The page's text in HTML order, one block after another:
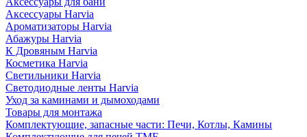
Аксессуары Harvia
Ароматизаторы Harvia
Абажуры Harvia
К Дровяным Harvia
Косметика Harvia
Светильники Harvia
Светодиодные ленты Harvia
Уход за каминами и дымоходами
Товары для монтажа
Комплектующие, запасные части: Печи, Котлы, Камины